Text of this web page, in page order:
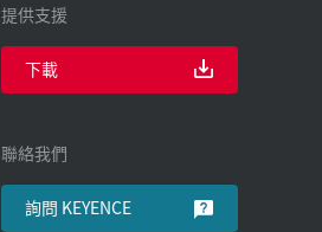
提供支援
下載
聯絡我們
詢問 KEYENCE